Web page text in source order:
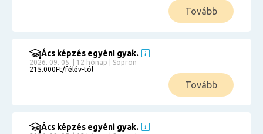
Tovább
Ács képzés egyéni gyak.
2026. 09. 05. | 12 hónap | Sopron
215.000Ft/félév-tól
Tovább
Ács képzés egyéni gyak.